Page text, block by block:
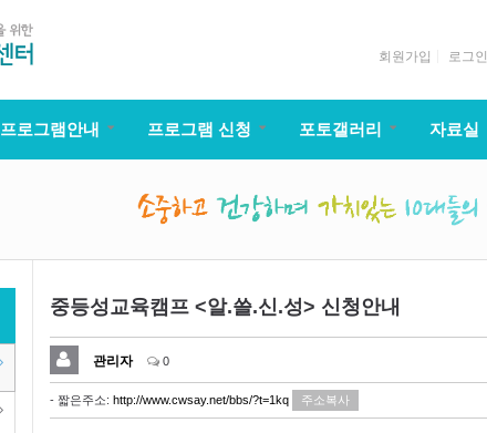
회원가입 로그인
프로그램안내 프로그램 신청 포토갤러리 자료실
중등성교육캠프 <알.쓸.신.성> 신청안내
관리자 0
- 짧은주소: http://www.cwsay.net/bbs/?t=1kq 주소복사